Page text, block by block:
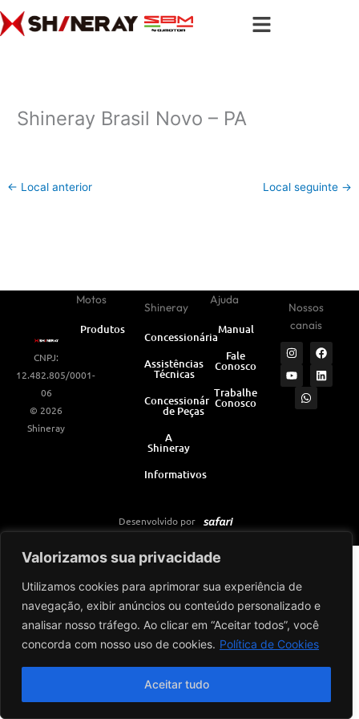
Valorizamos sua privacidade
Utilizamos cookies para aprimorar sua experiência de
navegação, exibir anúncios ou conteúdo personalizado e
analisar nosso tráfego. Ao clicar em “Aceitar todos”, você
concorda com nosso uso de cookies. Política de Cookies
Aceitar tudo
para
Shineray Brasil Novo – PA
← Local anterior Local seguinte →
CNPJ:
12.482.805/0001-
06
© 2026
Shineray
Motos
Produtos
Shineray
Concessionárias
Assistências
Técnicas
Concessionárias
de Peças
A
Shineray
Informativos
Ajuda
Manual
Fale
Conosco
Trabalhe
Conosco
Nossos
canais
I
n
s
t
a
F
a
c
e
Y
o
u
t
u
L
i
n
k
W
a
s
a
Desenvolvido por